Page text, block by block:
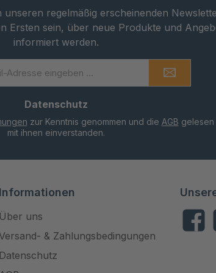
regelmäßig erscheinenden
Ersten sein, über neue Produkte und
informiert werden.
Datenschutz
zur Kenntnis genommen und die AGB gelesen
mit ihnen einverstanden.
Informationen
Über uns
& Zahlungsbedingungen
Datenschutz